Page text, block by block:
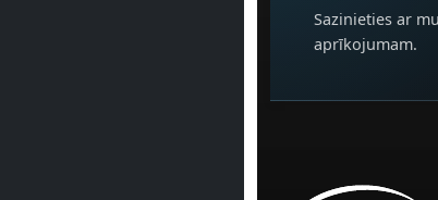
Sazinieties ar
aprīkojumam.